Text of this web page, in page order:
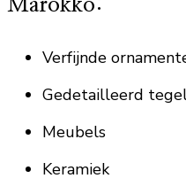
Marokko:
Verfijnde
Gedetailleerd
Meubels
Keramiek